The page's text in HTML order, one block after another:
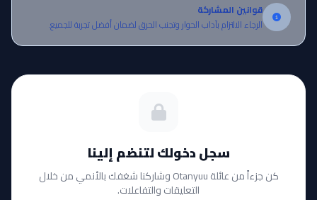
قوانين المشاركة
الرجاء الالتزام بآداب الحوار وتجنب الحرق لضمان أفضل تجربة للجميع.
سجل دخولك لتنضم إلينا
كن جزءاً من عائلة Otanyuu وشاركنا شغفك بالأنمي من خلال
التعليقات والتفاعلات.